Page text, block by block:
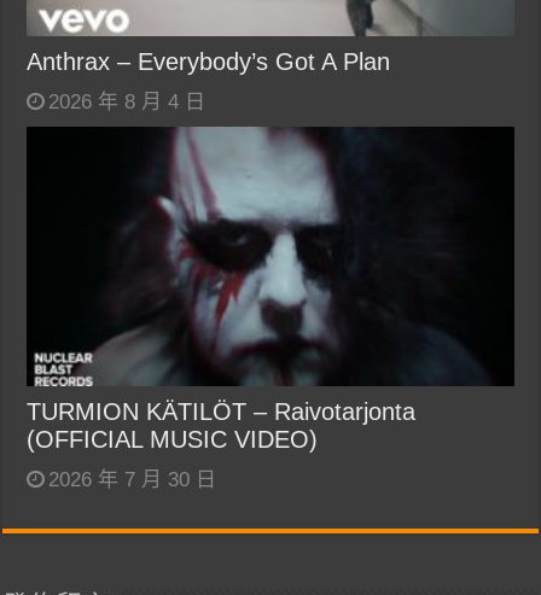
Anthrax – Everybody’s Got A Plan
2026 年 8 月 4 日
TURMION KÄTILÖT – Raivotarjonta
(OFFICIAL MUSIC VIDEO)
2026 年 7 月 30 日